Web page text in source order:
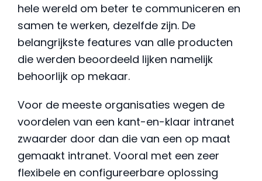
hele wereld om beter te communiceren en
samen te werken, dezelfde zijn. De
belangrijkste features van alle producten
die werden beoordeeld lijken namelijk
behoorlijk op mekaar.
Voor de meeste organisaties wegen de
voordelen van een kant-en-klaar intranet
zwaarder door dan die van een op maat
gemaakt intranet. Vooral met een zeer
flexibele en configureerbare oplossing